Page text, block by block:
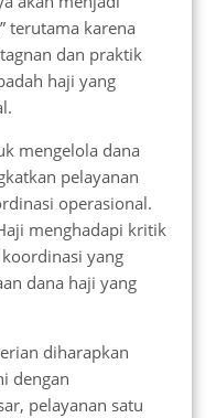
terutama karena
dan praktik
haji yang
mengelola dana
pelayanan
operasional.
menghadapi kritik
yang
dana haji yang
diharapkan
dengan
pelayanan satu